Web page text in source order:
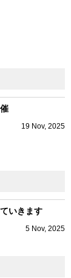
19 Nov, 2025
いきます
5 Nov, 2025